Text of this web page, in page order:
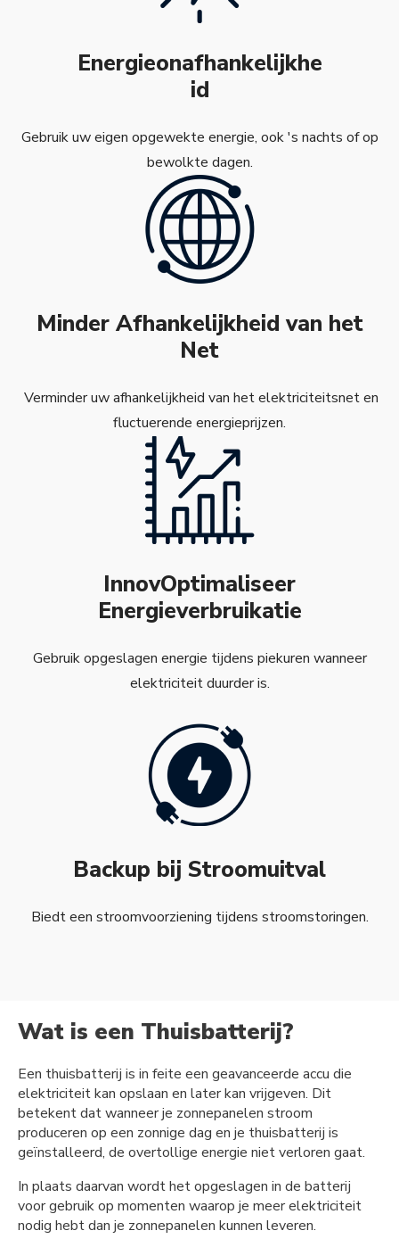
Energieonafhankelijkhe
id
Gebruik uw eigen opgewekte energie, ook 's nachts of op
bewolkte dagen.
Minder Afhankelijkheid van het
Net
Verminder uw afhankelijkheid van het elektriciteitsnet en
fluctuerende energieprijzen.
InnovOptimaliseer
Energieverbruikatie
Gebruik opgeslagen energie tijdens piekuren wanneer
elektriciteit duurder is.
Backup bij Stroomuitval
Biedt een stroomvoorziening tijdens stroomstoringen.
Wat is een Thuisbatterij?
Een thuisbatterij is in feite een geavanceerde accu die
elektriciteit kan opslaan en later kan vrijgeven. Dit
betekent dat wanneer je zonnepanelen stroom
produceren op een zonnige dag en je thuisbatterij is
geïnstalleerd, de overtollige energie niet verloren gaat.
In plaats daarvan wordt het opgeslagen in de batterij
voor gebruik op momenten waarop je meer elektriciteit
nodig hebt dan je zonnepanelen kunnen leveren.